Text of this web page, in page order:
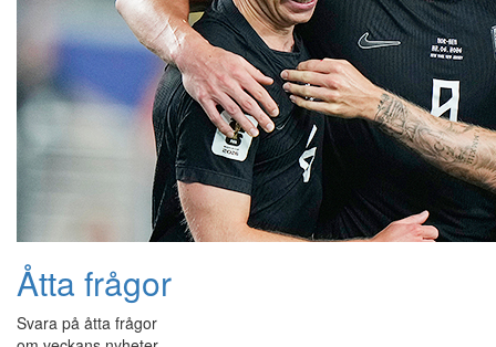
Åtta frågor
Svara på åtta frågor